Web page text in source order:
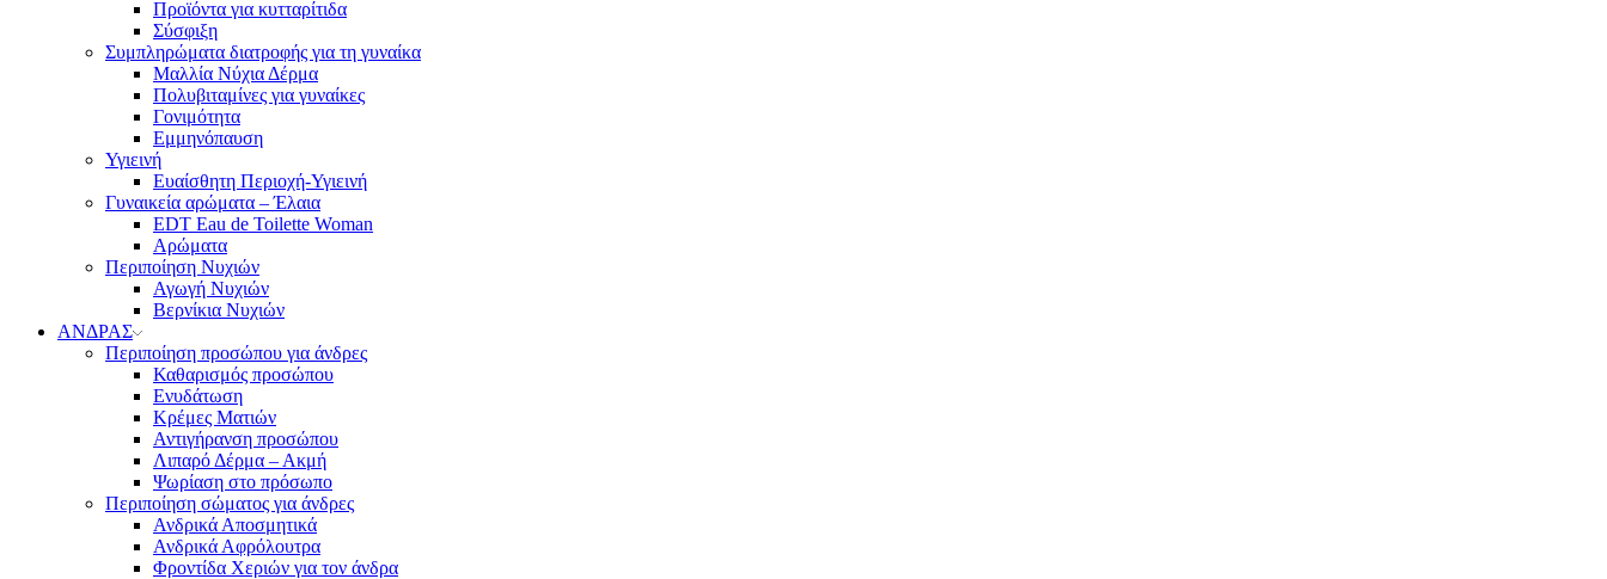
Προϊόντα για κυτταρίτιδα
Σύσφιξη
Συμπληρώματα διατροφής για τη γυναίκα
Μαλλία Νύχια Δέρμα
Πολυβιταμίνες για γυναίκες
Γονιμότητα
Εμμηνόπαυση
Υγιεινή
Ευαίσθητη Περιοχή-Υγιεινή
Γυναικεία αρώματα – Έλαια
EDT Eau de Toilette Woman
Αρώματα
Περιποίηση Νυχιών
Αγωγή Νυχιών
Βερνίκια Νυχιών
ΑΝΔΡΑΣ
Περιποίηση προσώπου για άνδρες
Καθαρισμός προσώπου
Ενυδάτωση
Κρέμες Ματιών
Αντιγήρανση προσώπου
Λιπαρό Δέρμα – Ακμή
Ψωρίαση στο πρόσωπο
Περιποίηση σώματος για άνδρες
Ανδρικά Αποσμητικά
Ανδρικά Αφρόλουτρα
Φροντίδα Χεριών για τον άνδρα